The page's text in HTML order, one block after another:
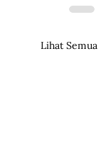
Lihat Semua